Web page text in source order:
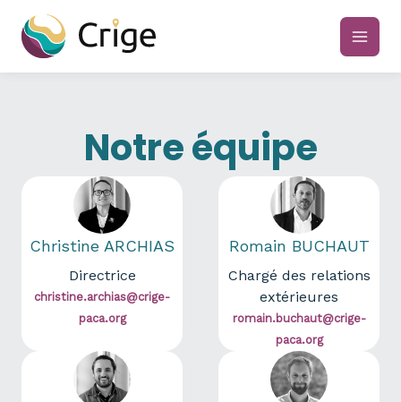
contenu
main
Notre équipe
Christine ARCHIAS
Directrice
christine.archias@crige-
paca.org
Romain BUCHAUT
Chargé des relations
extérieures
romain.buchaut@crige-
paca.org